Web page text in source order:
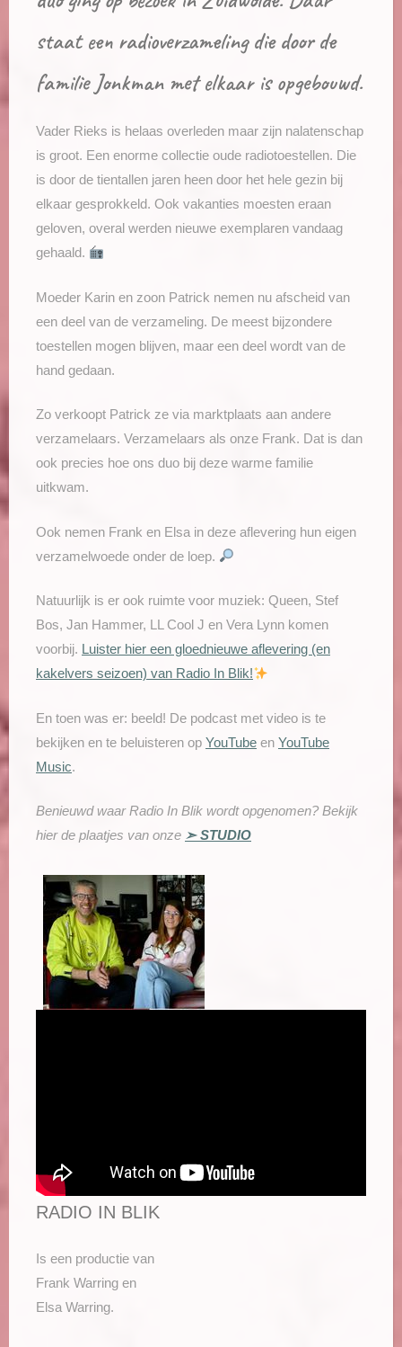
staat een radioverzameling die door de
familie Jonkman met elkaar is opgebouwd.
Vader Rieks is helaas overleden maar zijn nalatenschap
is groot. Een enorme collectie oude radiotoestellen. Die
is door de tientallen jaren heen door het hele gezin bij
elkaar gesprokkeld. Ook vakanties moesten eraan
geloven, overal werden nieuwe exemplaren vandaag
gehaald.
Moeder Karin en zoon Patrick nemen nu afscheid van
een deel van de verzameling. De meest bijzondere
toestellen mogen blijven, maar een deel wordt van de
hand gedaan.
Zo verkoopt Patrick ze via marktplaats aan andere
verzamelaars. Verzamelaars als onze Frank. Dat is dan
ook precies hoe ons duo bij deze warme familie
uitkwam.
Ook nemen Frank en Elsa in deze aflevering hun eigen
verzamelwoede onder de loep.
Natuurlijk is er ook ruimte voor muziek: Queen, Stef
Bos, Jan Hammer, LL Cool J en Vera Lynn komen
voorbij. Luister hier een gloednieuwe aflevering (en
kakelvers seizoen) van Radio In Blik!
En toen was er: beeld! De podcast met video is te
bekijken en te beluisteren op YouTube en YouTube
Music.
Benieuwd waar Radio In Blik wordt opgenomen? Bekijk
hier de plaatjes van onze ➣ STUDIO
RADIO IN BLIK
Is een productie van
Frank Warring en
Elsa Warring.